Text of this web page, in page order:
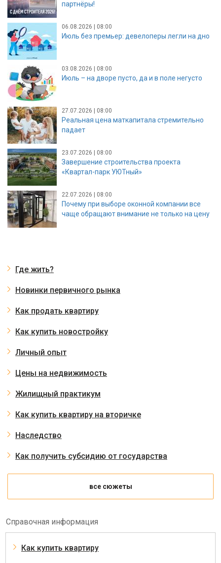
партнёры!
06.08.2026 | 08:00
Июль без премьер: девелоперы легли на дно
03.08.2026 | 08:00
Июль – на дворе пусто, да и в поле негусто
27.07.2026 | 08:00
Реальная цена маткапитала стремительно
падает
23.07.2026 | 08:00
Завершение строительства проекта
«Квартал-парк УЮТный»
22.07.2026 | 08:00
Почему при выборе оконной компании все
чаще обращают внимание не только на цену
Где жить?
Новинки первичного рынка
Как продать квартиру
Как купить новостройку
Личный опыт
Цены на недвижимость
Жилищный практикум
Как купить квартиру на вторичке
Наследство
Как получить субсидию от государства
все сюжеты
Справочная информация
Как купить квартиру